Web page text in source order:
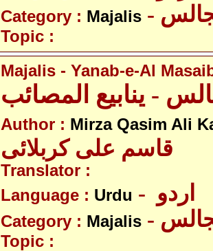
Category : Majalis
Topic :
Majalis - Yanab-e-Al
Author : Mirza Qasim Ali
قاسم علی کربلائی
Translator :
Language : Urdu
Category : Majalis
Topic :